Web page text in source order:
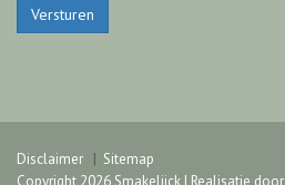
Versturen
Disclaimer
Sitemap
Copyright 2026 Smakelijck | Realisatie door